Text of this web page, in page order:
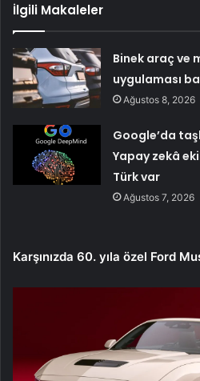
İlgili Makaleler
Binek araç ve
uygulaması
Ağustos 8, 2026
Google’da
Yapay zekâ
Türk var
Ağustos 7, 2026
Karşınızda 60. yıla özel Ford